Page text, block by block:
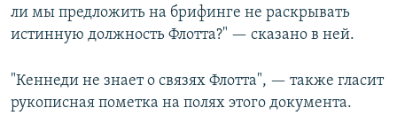
ли мы предложить на брифинге не раскрывать
истинную должность Флотта?" — сказано в ней.
"Кеннеди не знает о связях Флотта", — также гласит
рукописная пометка на полях этого документа.